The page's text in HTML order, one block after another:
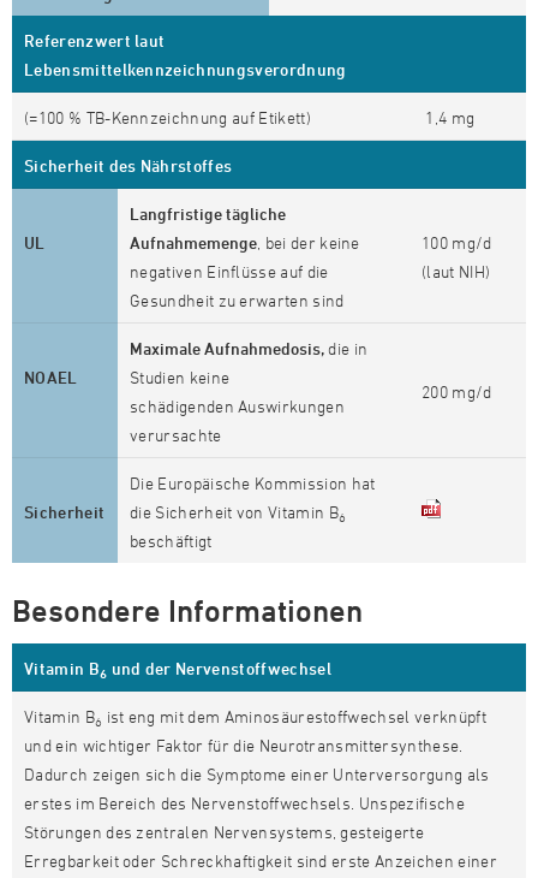
Referenzwert laut
Lebensmittelkennzeichnungsverordnung
(=100 % TB-Kennzeichnung auf Etikett) 1,4 mg
Sicherheit des Nährstoffes
UL
Langfristige tägliche
Aufnahmemenge , bei der keine
negativen Einflüsse auf die
Gesundheit zu erwarten sind
100 mg/d
(laut NIH)
NOAEL
Maximale Aufnahmedosis,die in
Studien keine
schädigenden Auswirkungen
verursachte
200 mg/d
Sicherheit
Die Europäische Kommission hat
die Sicherheit von Vitamin B6
beschäftigt
Besondere Informationen
Vitamin B6 und der Nervenstoffwechsel
Vitamin B6 ist eng mit dem Aminosäurestoffwechsel verknüpft
und ein wichtiger Faktor für die Neurotransmittersynthese.
Dadurch zeigen sich die Symptome einer Unterversorgung als
erstes im Bereich des Nervenstoffwechsels. Unspezifische
Störungen des zentralen Nervensystems, gesteigerte
Erregbarkeit oder Schreckhaftigkeit sind erste Anzeichen einer